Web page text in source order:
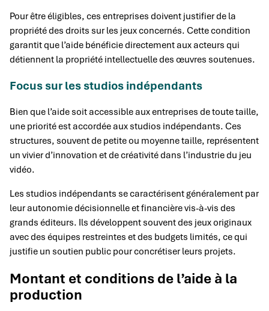
Pour être éligibles, ces entreprises doivent justifier de la
propriété des droits sur les jeux concernés. Cette condition
garantit que l’aide bénéficie directement aux acteurs qui
détiennent la propriété intellectuelle des œuvres soutenues.
Focus sur les studios indépendants
Bien que l’aide soit accessible aux entreprises de toute taille,
une priorité est accordée aux studios indépendants. Ces
structures, souvent de petite ou moyenne taille, représentent
un vivier d’innovation et de créativité dans l’industrie du jeu
vidéo.
Les studios indépendants se caractérisent généralement par
leur autonomie décisionnelle et financière vis-à-vis des
grands éditeurs. Ils développent souvent des jeux originaux
avec des équipes restreintes et des budgets limités, ce qui
justifie un soutien public pour concrétiser leurs projets.
Montant et conditions de l’aide à la
production